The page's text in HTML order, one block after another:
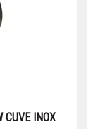
CUVE INOX